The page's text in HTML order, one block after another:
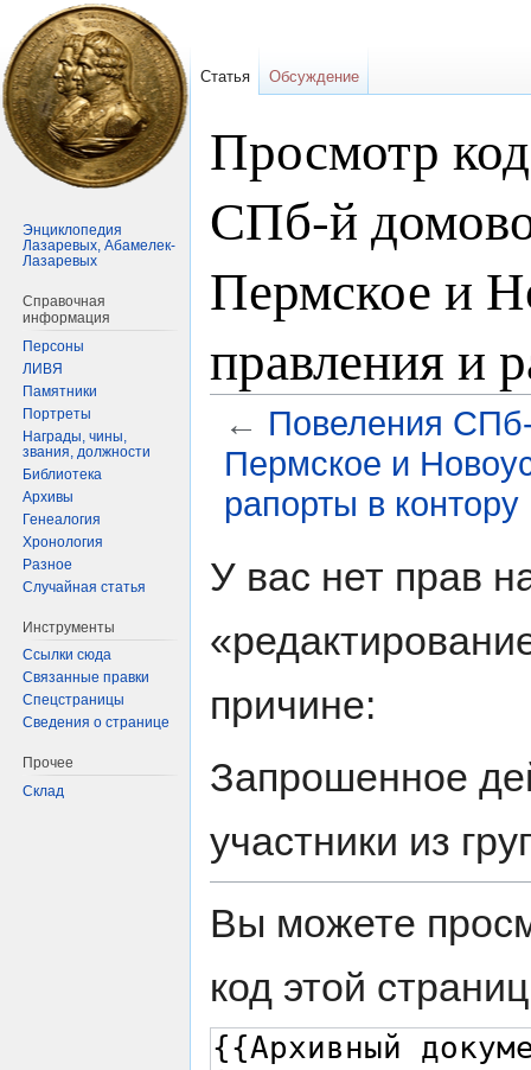
Просмотр
СПб-й
Пермское и
правления и
← Повеления
Пермское и
рапорты в контору
ккУ вас нет прав
причине:
Запрошенное
участники из
Вы можете
код этой
Статья Обсуждение
Энциклопедия
Лазаревых, Абамелек-
Лазаревых
Справочная
информация
Персоны
ЛИВЯ
Памятники
Портреты
Награды, чины,
звания, должности
Библиотека
Архивы
Генеалогия
Хронология
Разное
Случайная статья
Инструменты
Ссылки сюда
Связанные правки
Спецстраницы
Сведения о странице
Прочее
Склад